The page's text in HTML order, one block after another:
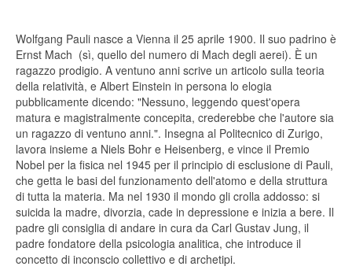
Wolfgang Pauli nasce a Vienna il 25 aprile 1900. Il suo padrino è
Ernst Mach (sì, quello del numero di Mach degli aerei). È un
ragazzo prodigio. A ventuno anni scrive un articolo sulla teoria
della relatività, e Albert Einstein in persona lo elogia
pubblicamente dicendo: "Nessuno, leggendo quest'opera
matura e magistralmente concepita, crederebbe che l'autore sia
un ragazzo di ventuno anni.". Insegna al Politecnico di Zurigo,
lavora insieme a Niels Bohr e Heisenberg, e vince il Premio
Nobel per la fisica nel 1945 per il principio di esclusione di Pauli,
che getta le basi del funzionamento dell'atomo e della struttura
di tutta la materia. Ma nel 1930 il mondo gli crolla addosso: si
suicida la madre, divorzia, cade in depressione e inizia a bere. Il
padre gli consiglia di andare in cura da Carl Gustav Jung, il
padre fondatore della psicologia analitica, che introduce il
concetto di inconscio collettivo e di archetipi.